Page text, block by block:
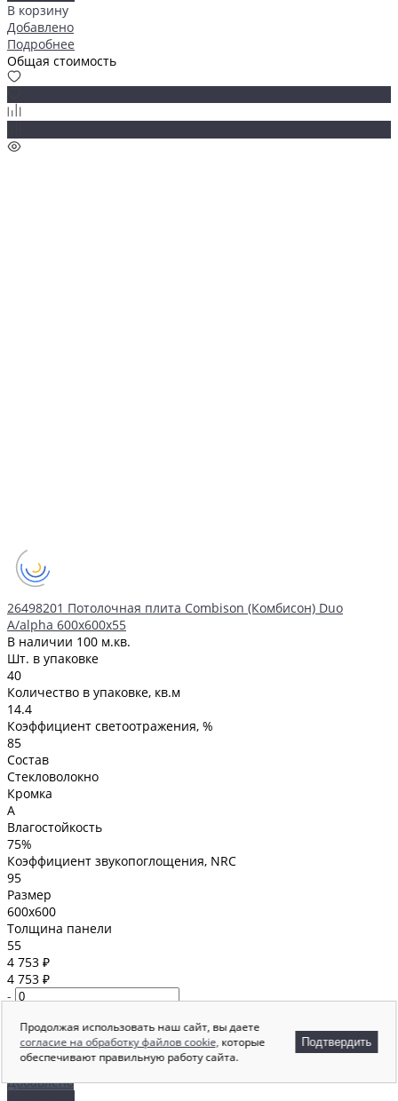
В корзину
Добавлено
Подробнее
Общая стоимость
26498201 Потолочная плита Combison (Комбисон) Duo
А/alpha 600x600x55
В наличии 100 м.кв.
Шт. в упаковке
40
Количество в упаковке, кв.м
14.4
Коэффициент светоотражения, %
85
Состав
Стекловолокно
Кромка
A
Влагостойкость
75%
Коэффициент звукопоглощения, NRC
95
Размер
600x600
Толщина панели
55
4 753 ₽
4 753 ₽
-
Выбрано максимальное количество, доступное для заказа
В корзину
Добавлено
Продолжая использовать наш сайт, вы даете
согласие на обработку файлов cookie, которые
обеспечивают правильную работу сайта.
Подтвердить